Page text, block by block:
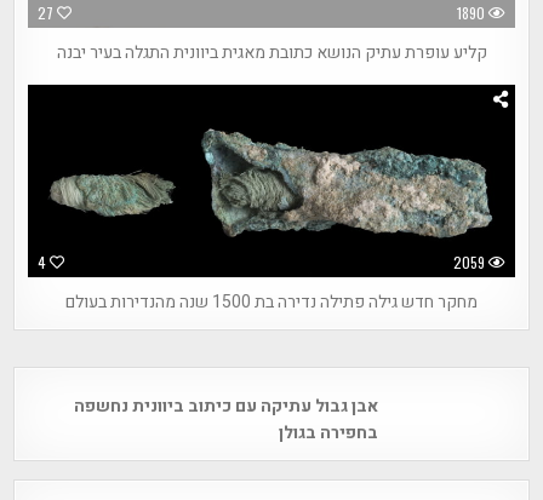
27 1890
קליע עופרת עתיק הנושא כתובת מאגית ביוונית התגלה בעיר יבנה
4 2059
מחקר חדש גילה פתילה נדירה בת 1500 שנה מהנדירות בעולם
navigationאבן גבול עתיקה עם כיתוב ביוונית נחשפה
בחפירה בגולן